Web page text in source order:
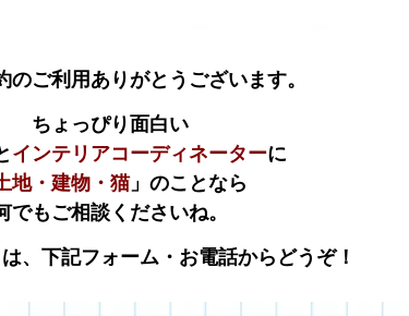
のご利用ありがとうございます。
ちょっぴり面白い
インテリアコーディネーターに
地・建物・猫」のことなら
でもご相談くださいね。
は、下記フォーム・お電話からどうぞ！